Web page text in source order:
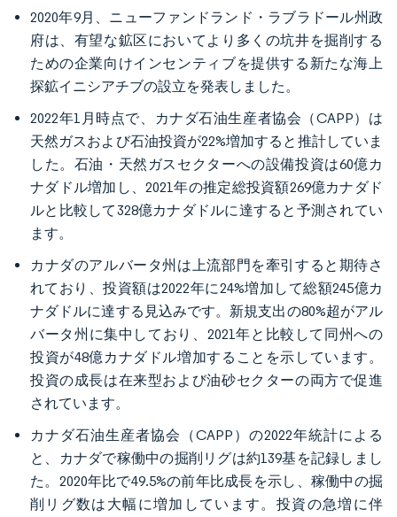
2020年9月、ニューファンドランド・ラブラドール州政
府は、有望な鉱区においてより多くの坑井を掘削する
ための企業向けインセンティブを提供する新たな海上
探鉱イニシアチブの設立を発表しました。
2022年1月時点で、カナダ石油生産者協会（CAPP）は
天然ガスおよび石油投資が22%増加すると推計していま
した。石油・天然ガスセクターへの設備投資は60億カ
ナダドル増加し、2021年の推定総投資額269億カナダド
ルと比較して328億カナダドルに達すると予測されてい
ます。
カナダのアルバータ州は上流部門を牽引すると期待さ
れており、投資額は2022年に24%増加して総額245億カ
ナダドルに達する見込みです。新規支出の80%超がアル
バータ州に集中しており、2021年と比較して同州への
投資が48億カナダドル増加することを示しています。
投資の成長は在来型および油砂セクターの両方で促進
されています。
カナダ石油生産者協会（CAPP）の2022年統計による
と、カナダで稼働中の掘削リグは約139基を記録しまし
た。2020年比で49.5%の前年比成長を示し、稼働中の掘
削リグ数は大幅に増加しています。投資の急増に伴